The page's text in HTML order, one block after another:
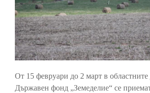
От 15 февруари до 2 март в
Държавен фонд „Земеделие“ се